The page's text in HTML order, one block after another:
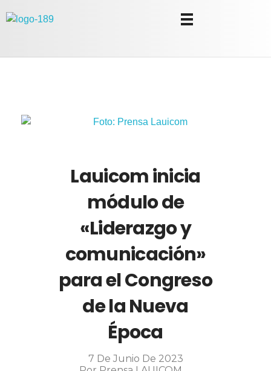
Lauicom inicia
módulo de
«Liderazgo y
comunicación»
para el Congreso
de la Nueva
Época
7 De Junio De 2023